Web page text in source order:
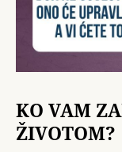
KO VAM
ŽIVOTOM?